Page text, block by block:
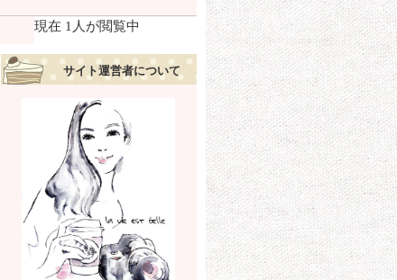
サイト運営者について